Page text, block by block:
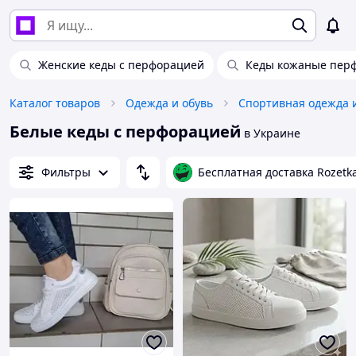
Женские кеды с перфорацией Кеды кожаные
Каталог товаров Одежда и обувь Спортивная одежда
Белые кеды с перфорацией в Украине
Фильтры Бесплатная доставка